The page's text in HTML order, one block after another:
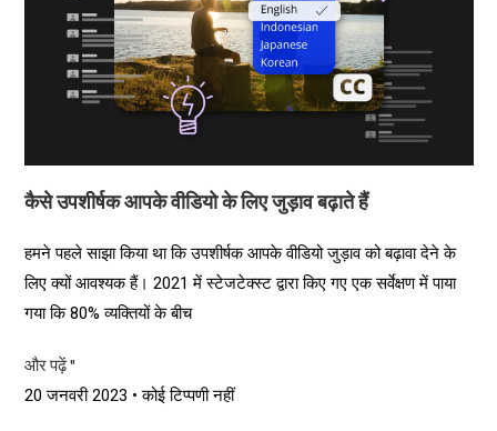
कैसे उपशीर्षक आपके वीडियो के लिए जुड़ाव बढ़ाते हैं
हमने पहले साझा किया था कि उपशीर्षक आपके वीडियो जुड़ाव को बढ़ावा देने के
लिए क्यों आवश्यक हैं। 2021 में स्टेजटेक्स्ट द्वारा किए गए एक सर्वेक्षण में पाया
गया कि 80% व्यक्तियों के बीच
और पढ़ें "
20 जनवरी 2023 कोई टिप्पणी नहीं